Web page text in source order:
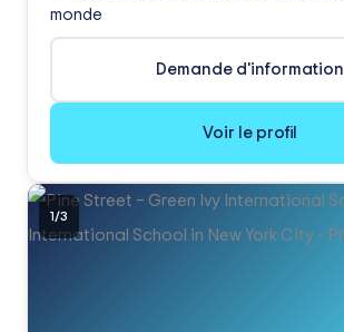
monde
Demande d'information
Voir le profil
1/3